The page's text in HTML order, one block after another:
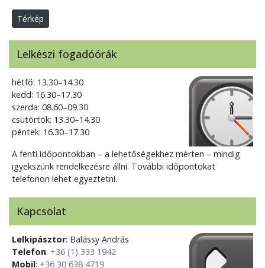
Térkép
Lelkészi fogadóórák
hétfő: 13.30–14.30
kedd: 16.30–17.30
szerda: 08.60–09.30
csütörtök: 13.30–14.30
péntek: 16.30–17.30
A fenti időpontokban – a lehetőségekhez mérten – mindig
igyekszünk rendelkezésre állni. További időpontokat
telefonon lehet egyeztetni.
Kapcsolat
Lelkipásztor: Balássy András
Telefon: +36 (1) 333 1942
Mobil: +36 30 638 4719